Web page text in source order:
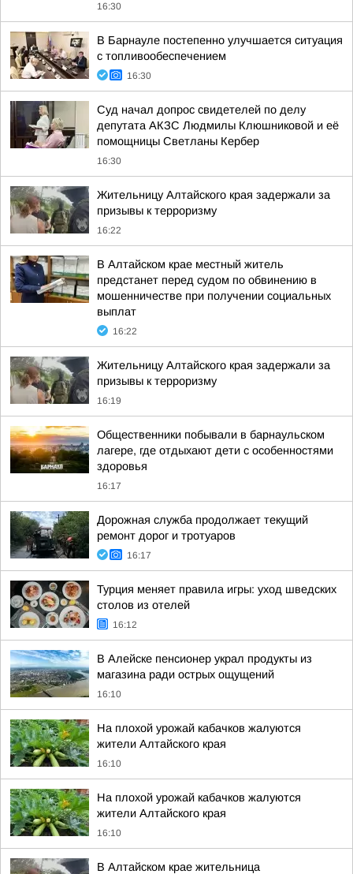
16:30
В Барнауле постепенно улучшается ситуация
с топливообеспечением
16:30
Суд начал допрос свидетелей по делу
депутата АКЗС Людмилы Клюшниковой и её
помощницы Светланы Кербер
16:30
Жительницу Алтайского края задержали за
призывы к терроризму
16:22
В Алтайском крае местный житель
предстанет перед судом по обвинению в
мошенничестве при получении социальных
выплат
16:22
Жительницу Алтайского края задержали за
призывы к терроризму
16:19
Общественники побывали в барнаульском
лагере, где отдыхают дети с особенностями
здоровья
16:17
Дорожная служба продолжает текущий
ремонт дорог и тротуаров
16:17
Турция меняет правила игры: уход шведских
столов из отелей
16:12
В Алейске пенсионер украл продукты из
магазина ради острых ощущений
16:10
На плохой урожай кабачков жалуются
жители Алтайского края
16:10
На плохой урожай кабачков жалуются
жители Алтайского края
16:10
В Алтайском крае жительница